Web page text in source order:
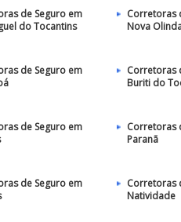
de Seguro em
do Tocantins
Corretoras
Nova
de Seguro em
Corretoras
Buriti do
de Seguro em
Corretoras
Paranã
de Seguro em
Corretoras
Natividade